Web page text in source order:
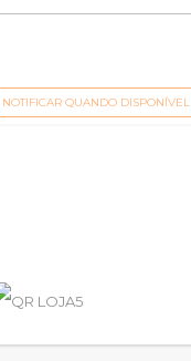
NOTIFICAR QUANDO DISPONÍVEL